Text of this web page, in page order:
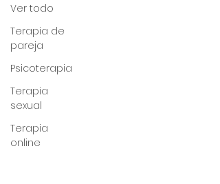
Ver todo
Terapia de
pareja
Psicoterapia
Terapia
sexual
Terapia
online